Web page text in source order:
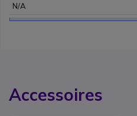
N/A
Accessoires